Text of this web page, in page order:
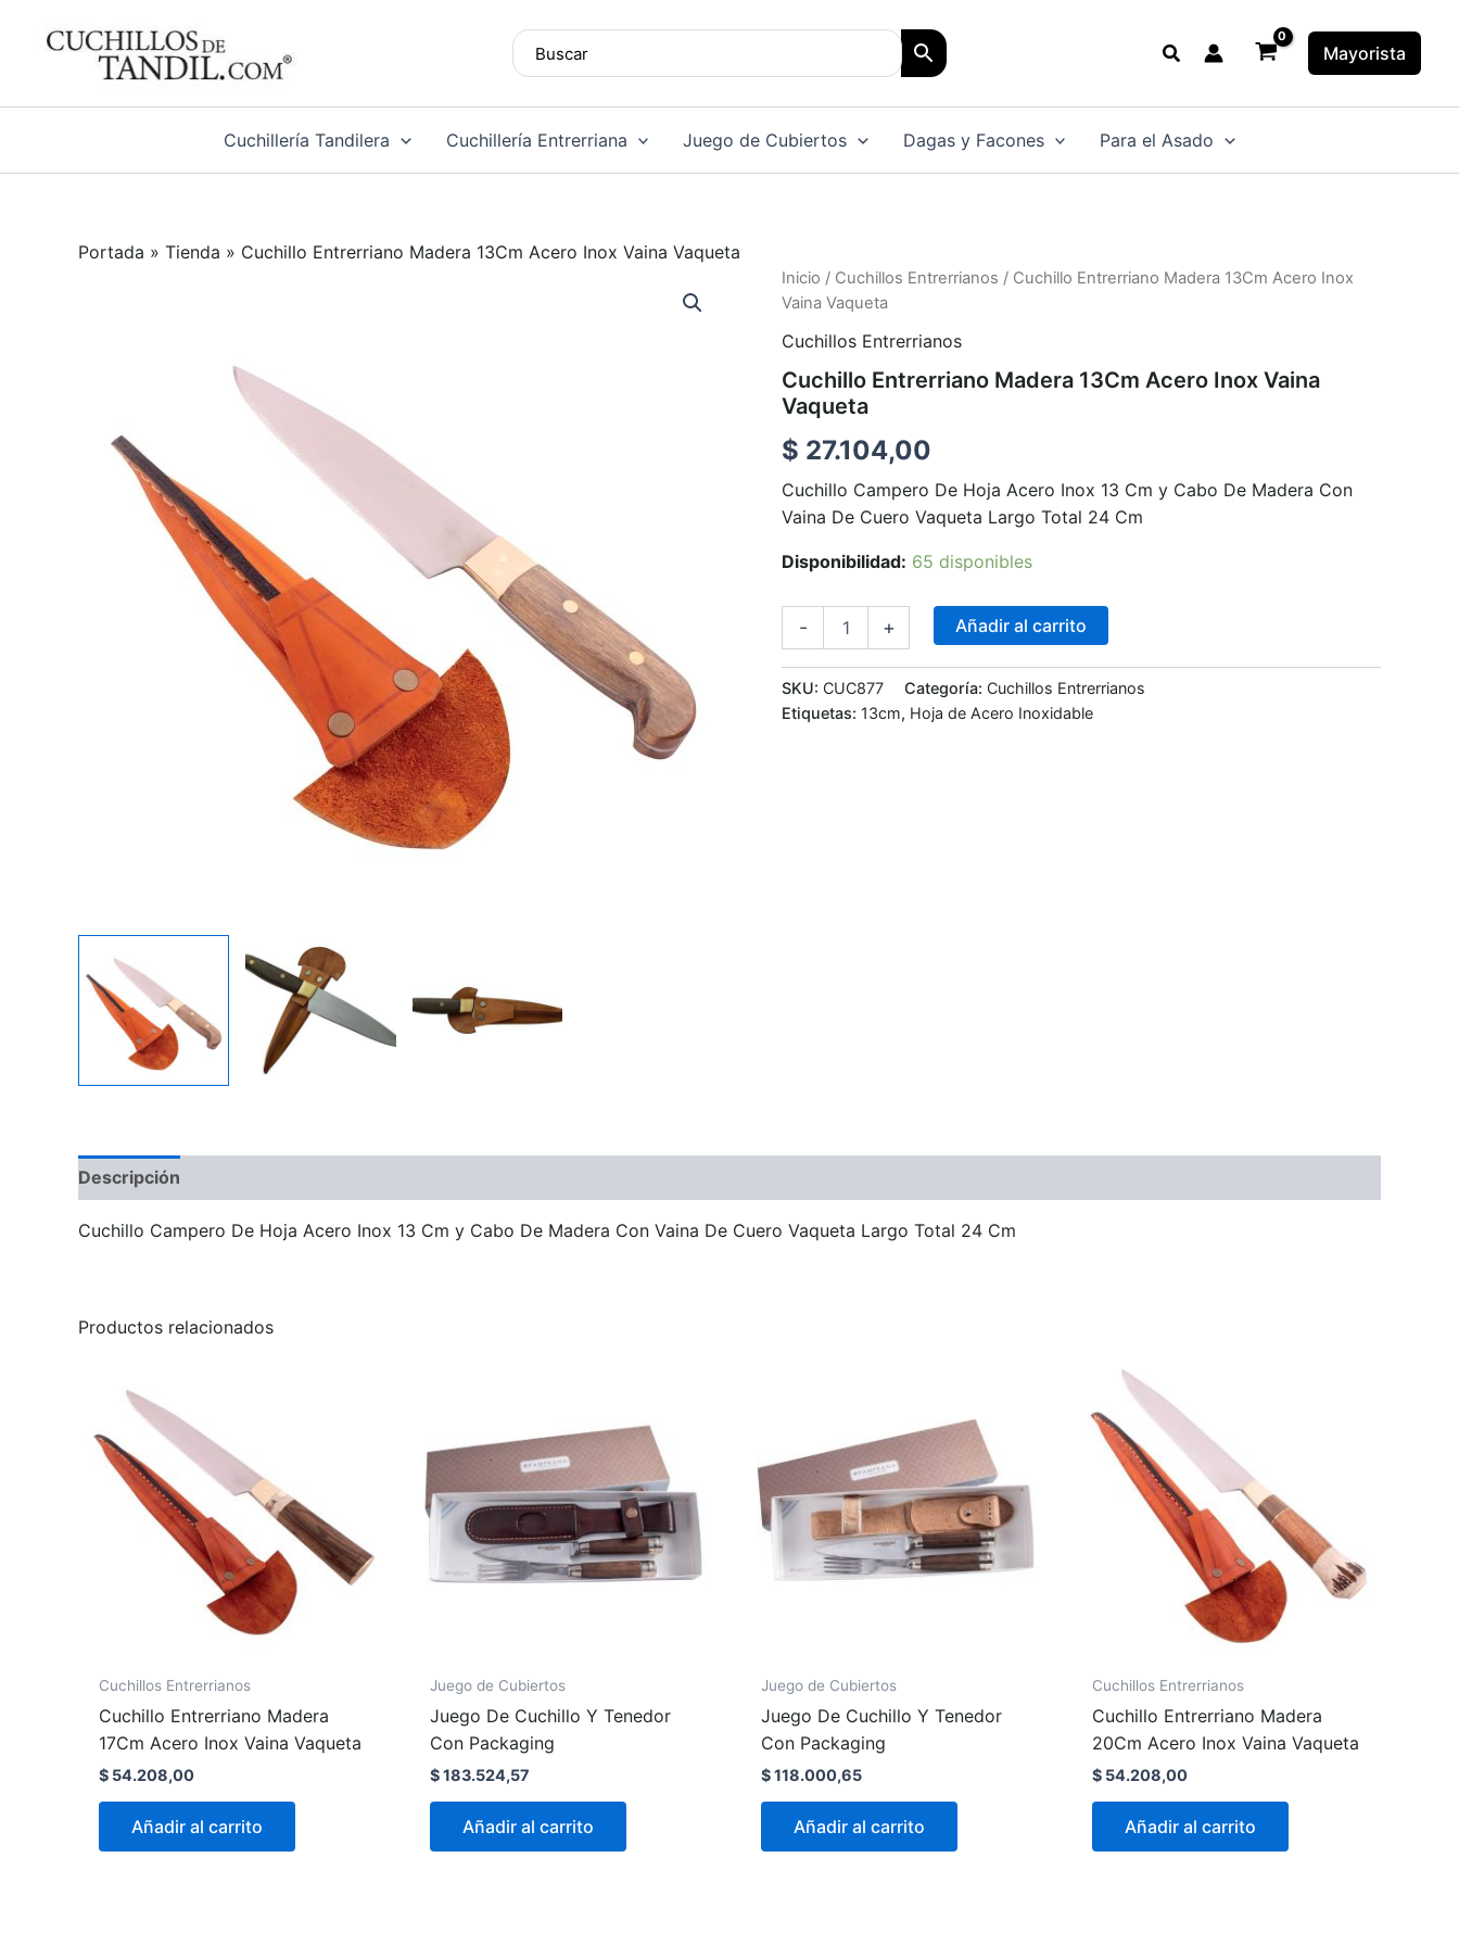
Buscar Mayorista
Cuchillería Tandilera Cuchillería Entrerriana Juego de Cubiertos Dagas y Facones Para el Asado
Portada » Tienda » Cuchillo Entrerriano Madera 13Cm Acero Inox Vaina Vaqueta
Inicio / Cuchillos Entrerrianos / Cuchillo Entrerriano Madera 13Cm Acero Inox
Vaina Vaqueta
Cuchillos Entrerrianos
Cuchillo Entrerriano Madera 13Cm Acero Inox Vaina
Vaqueta
$ 27.104,00
Cuchillo Campero De Hoja Acero Inox 13 Cm y Cabo De Madera Con
Vaina De Cuero Vaqueta Largo Total 24 Cm
Disponibilidad: 65 disponibles
-
Cuchillo
Entrerriano
13Cm
Inox
Vaina
cantidad
+ Añadir al carrito
SKU: CUC877 Categoría: Cuchillos Entrerrianos
Etiquetas: 13cm, Hoja de Acero Inoxidable
Descripción
Cuchillo Campero De Hoja Acero Inox 13 Cm y Cabo De Madera Con Vaina De Cuero Vaqueta Largo Total 24 Cm
Productos relacionados
Cuchillos Entrerrianos
Cuchillo Entrerriano Madera
17Cm Acero Inox Vaina Vaqueta
$ 54.208,00
Añadir al carrito
Juego de Cubiertos
Juego De Cuchillo Y Tenedor
Con Packaging
$183.524,57
Añadir al carrito
Juego de Cubiertos
Juego De Cuchillo Y Tenedor
Con Packaging
$118.000,65
Añadir al carrito
Cuchillos Entrerrianos
Cuchillo Entrerriano Madera
20Cm Acero Inox Vaina Vaqueta
$ 54.208,00
Añadir al carrito